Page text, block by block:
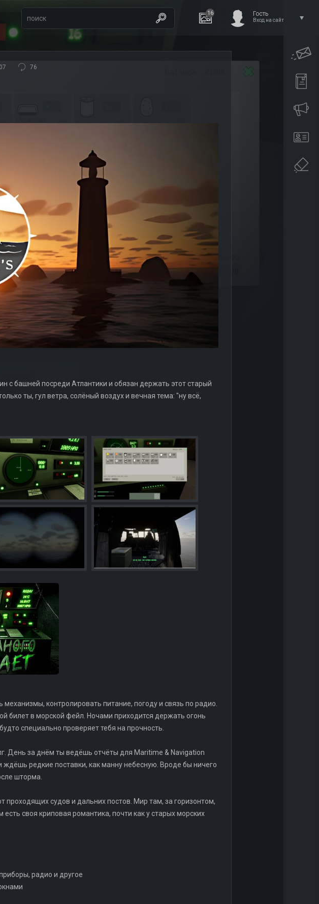
16 Гость
Вход на сайт
76
с башней посреди Атлантики и обязан держать этот старый
ты, гул ветра, солёный воздух и вечная тема: "ну всё,
контролировать питание, погоду и связь по радио.
билет в морской фейл. Ночами приходится держать огонь
специально проверяет тебя на прочность.
День за днём ты ведёшь отчёты для Maritime & Navigation
редкие поставки, как манну небесную. Вроде бы ничего
шторма.
судов и дальних постов. Мир там, за горизонтом,
своя криповая романтика, почти как у старых морских
радио и другое